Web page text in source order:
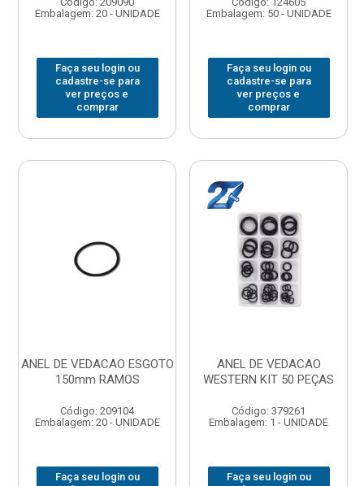
Embalagem: 20 - UNIDADE
Faça seu login ou
cadastre-se para
ver preços e
comprar
Embalagem: 50 - UNIDADE
Faça seu login ou
cadastre-se para
ver preços e
comprar
ANEL DE VEDACAO ESGOTO
150mm RAMOS
Código: 209104
Embalagem: 20 - UNIDADE
Faça seu login ou
ANEL DE VEDACAO
WESTERN KIT 50 PEÇAS
Código: 379261
Embalagem: 1 - UNIDADE
Faça seu login ou